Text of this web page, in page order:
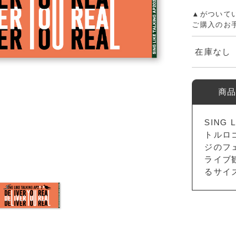
▲がついて
ご購入のお
在庫なし
商
SING
トルロ
ジのフ
ライブ
るサイ